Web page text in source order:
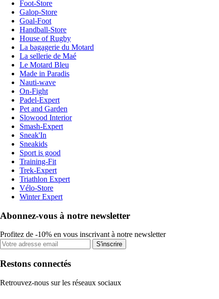
Foot-Store
Galop-Store
Goal-Foot
Handball-Store
House of Rugby
La bagagerie du Motard
La sellerie de Maé
Le Motard Bleu
Made in Paradis
Nauti-wave
On-Fight
Padel-Expert
Pet and Garden
Slowood Interior
Smash-Expert
Sneak'In
Sneakids
Sport is good
Training-Fit
Trek-Expert
Triathlon Expert
Vélo-Store
Winter Expert
Abonnez-vous à notre newsletter
Profitez de -10% en vous inscrivant à notre newsletter
S'inscrire
Restons connectés
Retrouvez-nous sur les réseaux sociaux